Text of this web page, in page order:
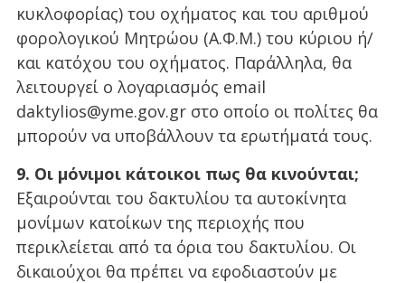
κυκλοφορίας) του οχήματος και του αριθμού
φορολογικού Μητρώου (Α.Φ.Μ.) του κύριου ή/
και κατόχου του οχήματος. Παράλληλα, θα
λειτουργεί ο λογαριασμός email
daktylios@yme.gov.gr στο οποίο οι πολίτες θα
μπορούν να υποβάλλουν τα ερωτήματά τους.
9. Οι μόνιμοι κάτοικοι πως θα κινούνται;
Εξαιρούνται του δακτυλίου τα αυτοκίνητα
μονίμων κατοίκων της περιοχής που
περικλείεται από τα όρια του δακτυλίου. Οι
δικαιούχοι θα πρέπει να εφοδιαστούν με